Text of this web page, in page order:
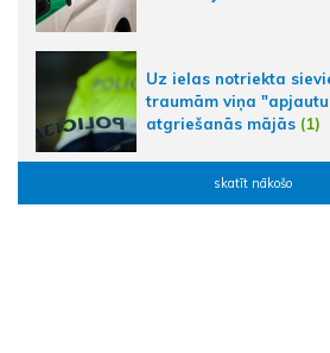
Uz ielas notriekta
traumām viņa
atgriešanās mājās (1)
skatīt nākošo